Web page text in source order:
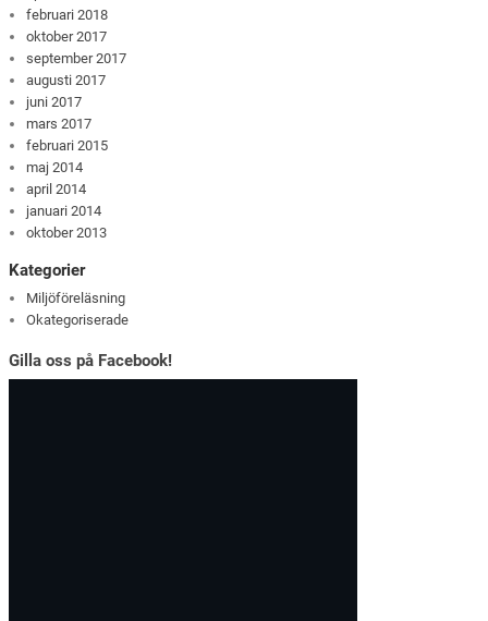
februari 2018
oktober 2017
september 2017
augusti 2017
juni 2017
mars 2017
februari 2015
maj 2014
april 2014
januari 2014
oktober 2013
Kategorier
Miljöföreläsning
Okategoriserade
Gilla oss på Facebook!